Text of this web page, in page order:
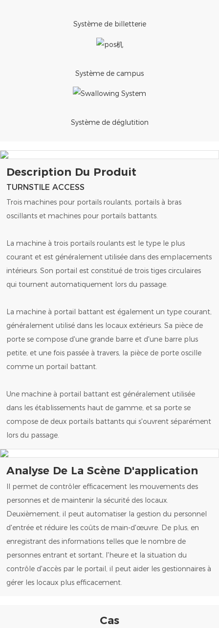
Système de billetterie
Système de campus
Système de déglutition
Description Du Produit
TURNSTILE ACCESS
Trois machines pour portails roulants, portails à bras
oscillants et machines pour portails battants.
La machine à trois portails roulants est le type le plus
courant et est généralement utilisée dans des emplacements
intérieurs. Son portail est constitué de trois tiges circulaires
qui tournent automatiquement lors du passage.
La machine à portail battant est également un type courant,
généralement utilisé dans les locaux extérieurs. Sa pièce de
porte se compose d'une grande barre et d'une barre plus
petite, et une fois passée à travers, la pièce de porte oscille
comme un portail battant.
Une machine à portail battant est généralement utilisée
dans les établissements haut de gamme, et sa porte se
compose de deux portails battants qui s'ouvrent séparément
lors du passage.
Analyse De La Scène D'application
Il permet de contrôler efficacement les mouvements des
personnes et de maintenir la sécurité des locaux.
Deuxièmement, il peut automatiser la gestion du personnel
d'entrée et réduire les coûts de main-d'œuvre. De plus, en
enregistrant des informations telles que le nombre de
personnes entrant et sortant, l'heure et la situation du
contrôle d'accès par le portail, il peut aider les gestionnaires à
gérer les locaux plus efficacement.
Cas